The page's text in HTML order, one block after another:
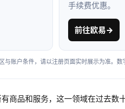
手续费优惠。
前往欧易→
账户条件，请以注册页面实时展示为准。数
商品和服务，这一领域在过去数